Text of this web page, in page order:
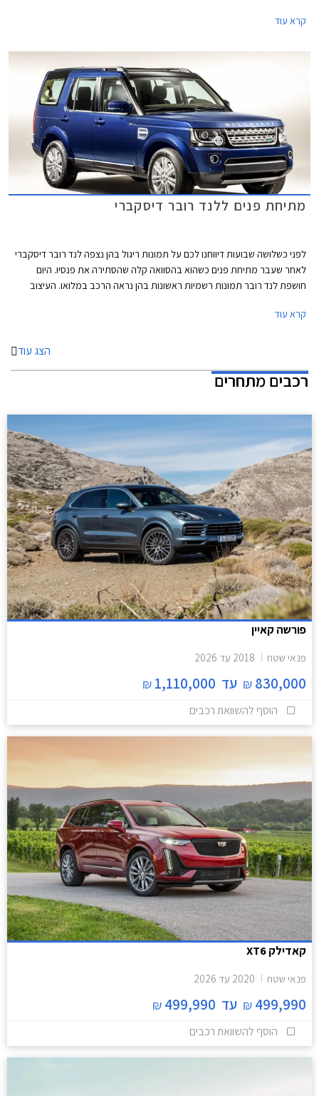
קרא עוד
מתיחת פנים ללנד רובר דיסקברי
לפני כשלושה שבועות דיווחנו לכם על תמונות ריגול בהן נצפה לנד רובר דיסקברי
לאחר שעבר מתיחת פנים כשהוא בהסוואה קלה שהסתירה את פנסיו. היום
חושפת לנד רובר תמונות רשמיות ראשונות בהן נראה הרכב במלואו. העיצוב
שהתרגלנו לראות בדגמים הקודמים של הדיסקברי.
קרא עוד
הצג עוד
רכבים מתחרים
פורשה קאיין
פנאי שטח 2018 עד 2026
830,000
₪ עד 1,110,000
₪
הוסף להשוואת רכבים
קאדילק XT6
פנאי שטח 2020 עד 2026
499,990
₪ עד 499,990
₪
הוסף להשוואת רכבים